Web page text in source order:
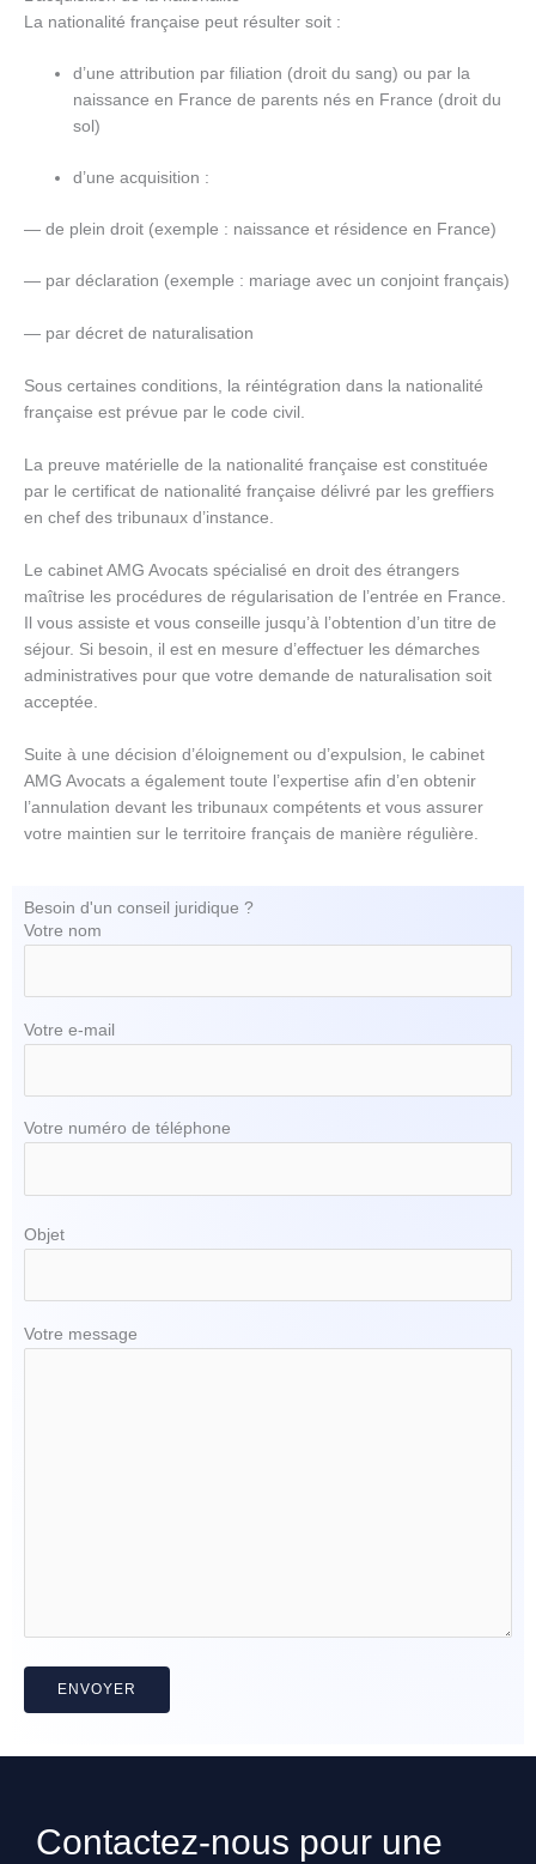
La nationalité française peut résulter soit :
d’une attribution par filiation (droit du sang) ou par la
naissance en France de parents nés en France (droit du
sol)
d’une acquisition :
— de plein droit (exemple : naissance et résidence en France)
— par déclaration (exemple : mariage avec un conjoint français)
— par décret de naturalisation
Sous certaines conditions, la réintégration dans la nationalité
française est prévue par le code civil.
La preuve matérielle de la nationalité française est constituée
par le certificat de nationalité française délivré par les greffiers
en chef des tribunaux d’instance.
Le cabinet AMG Avocats spécialisé en droit des étrangers
maîtrise les procédures de régularisation de l’entrée en France.
Il vous assiste et vous conseille jusqu’à l’obtention d’un titre de
séjour. Si besoin, il est en mesure d’effectuer les démarches
administratives pour que votre demande de naturalisation soit
acceptée.
Suite à une décision d’éloignement ou d’expulsion, le cabinet
AMG Avocats a également toute l’expertise afin d’en obtenir
l’annulation devant les tribunaux compétents et vous assurer
votre maintien sur le territoire français de manière régulière.
Besoin d'un conseil juridique ?​
Votre nom
Votre e-mail
Votre numéro de téléphone
Objet
Votre message
Contactez-nous pour une